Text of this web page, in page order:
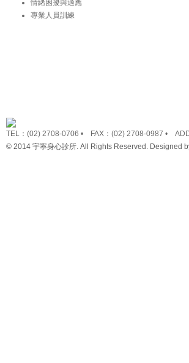
情緒困擾與適應
專業人員訓練
TEL：(02) 2708-0706 • FAX：(02) 2708-0987 •
© 2014 宇寧身心診所. All Rights Reserved. Designed